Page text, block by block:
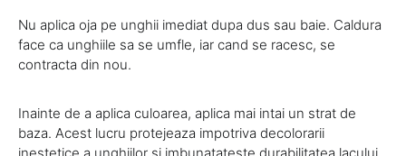
Nu aplica oja pe unghii imediat dupa dus sau baie. Caldura
face ca unghiile sa se umfle, iar cand se racesc, se
contracta din nou.
Inainte de a aplica culoarea, aplica mai intai un strat de
baza. Acest lucru protejeaza impotriva decolorarii